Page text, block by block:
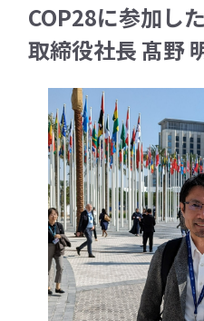
COP28に参加し
取締役社長 髙野